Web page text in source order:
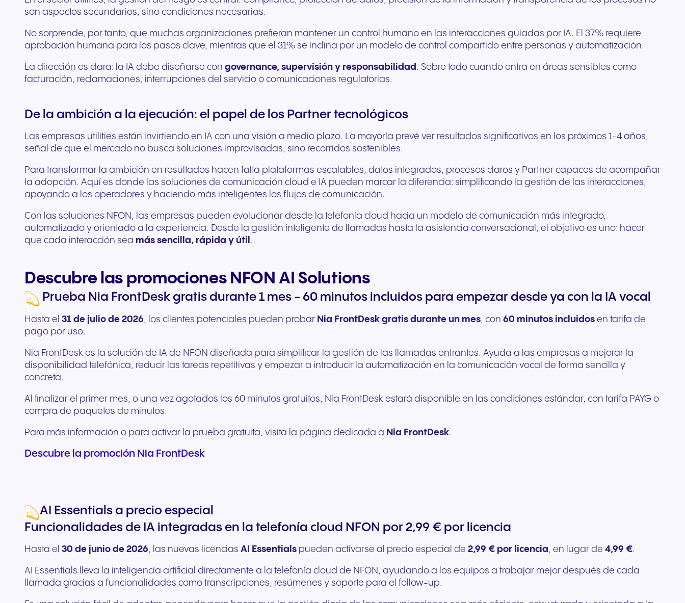
son aspectos secundarios, sino condiciones necesarias.
No sorprende, por tanto, que muchas organizaciones prefieran mantener un control humano en las interacciones guiadas por IA. El 37% requiere
aprobación humana para los pasos clave, mientras que el 31% se inclina por un modelo de control compartido entre personas y automatización.
La dirección es clara: la IA debe diseñarse con governance, supervisión y responsabilidad . Sobre todo cuando entra en áreas sensibles como
facturación, reclamaciones, interrupciones del servicio o comunicaciones regulatorias.
De la ambición a la ejecución: el papel de los Partner tecnológicos
Las empresas utilities están invirtiendo en IA con una visión a medio plazo. La mayoría prevé ver resultados significativos en los próximos 1-4 años,
señal de que el mercado no busca soluciones improvisadas, sino recorridos sostenibles.
Para transformar la ambición en resultados hacen falta plataformas escalables, datos integrados, procesos claros y Partner capaces de acompañar
la adopción. Aquí es donde las soluciones de comunicación cloud e IA pueden marcar la diferencia: simplificando la gestión de las interacciones,
apoyando a los operadores y haciendo más inteligentes los flujos de comunicación.
Con las soluciones NFON, las empresas pueden evolucionar desde la telefonía cloud hacia un modelo de comunicación más integrado,
automatizado y orientado a la experiencia. Desde la gestión inteligente de llamadas hasta la asistencia conversacional, el objetivo es uno: hacer
que cada interacción sea más sencilla, rápida y útil .
Descubre las promociones NFON AI Solutions
Prueba Nia FrontDesk gratis durante 1 mes - 60 minutos incluidos para empezar desde ya con la IA vocal
Hasta el 31 de julio de 2026, los clientes potenciales pueden probar Nia FrontDesk gratis durante un mes, con 60 minutos incluidos en tarifa de
pago por uso.
Nia FrontDesk es la solución de IA de NFON diseñada para simplificar la gestión de las llamadas entrantes. Ayuda a las empresas a mejorar la
disponibilidad telefónica, reducir las tareas repetitivas y empezar a introducir la automatización en la comunicación vocal de forma sencilla y
concreta.
Al finalizar el primer mes, o una vez agotados los 60 minutos gratuitos, Nia FrontDesk estará disponible en las condiciones estándar, con tarifa PAYG o
compra de paquetes de minutos.
Para más información o para activar la prueba gratuita, visita la página dedicada a Nia FrontDesk.
Descubre la promoción Nia FrontDesk
AI Essentials a precio especial
Funcionalidades de IA integradas en la telefonía cloud NFON por 2,99 € por licencia
Hasta el 30 de junio de 2026, las nuevas licencias AI Essentials pueden activarse al precio especial de 2,99 € por licencia, en lugar de 4,99 €.
AI Essentials lleva la inteligencia artificial directamente a la telefonía cloud de NFON, ayudando a los equipos a trabajar mejor después de cada
llamada gracias a funcionalidades como transcripciones, resúmenes y soporte para el follow-up.